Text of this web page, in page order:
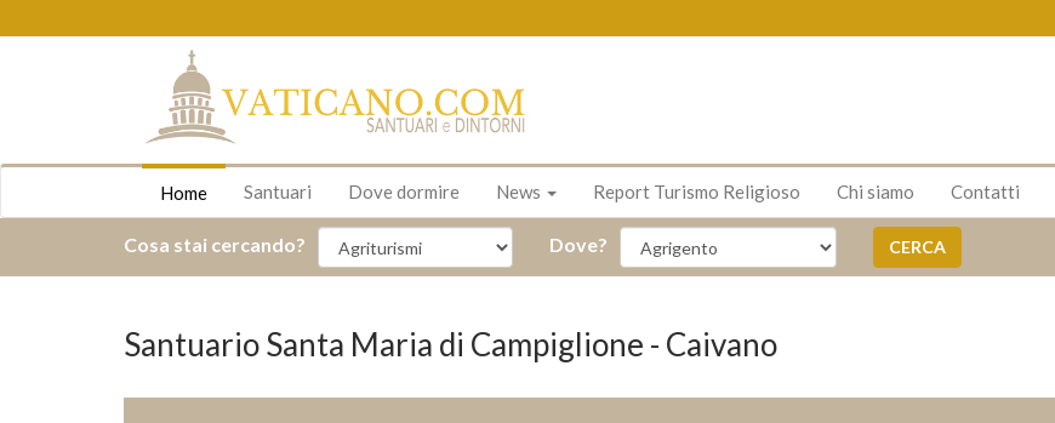
Home Santuari Dove dormire News Report Turismo Religioso Chi siamo Contatti
Cosa stai cercando? Dove? CERCA
Santuario Santa Maria di Campiglione - Caivano